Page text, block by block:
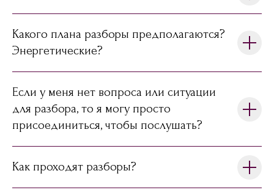
Какого плана разборы предполагаются?
Энергетические?
Если у меня нет вопроса или ситуации
для разбора, то я могу просто
присоединиться, чтобы послушать?
Как проходят разборы?